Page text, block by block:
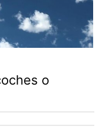
o